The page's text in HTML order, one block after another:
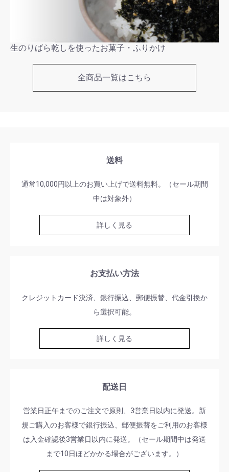
生のりばら乾しを使ったお菓子・ふりかけ
全商品一覧はこちら
送料
通常10,000円以上のお買い上げで送料無料。（セール期間
中は対象外）
詳しく見る
お支払い方法
クレジットカード決済、銀行振込、郵便振替、代金引換か
ら選択可能。
詳しく見る
配送日
営業日正午までのご注文で原則、3営業日以内に発送。新
規ご購入のお客様で銀行振込、郵便振替をご利用のお客様
は入金確認後3営業日以内に発送。（セール期間中は発送
まで10日ほどかかる場合がございます。）